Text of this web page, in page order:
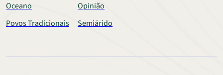
Oceano
Opinião
Povos Tradicionais
Semiárido